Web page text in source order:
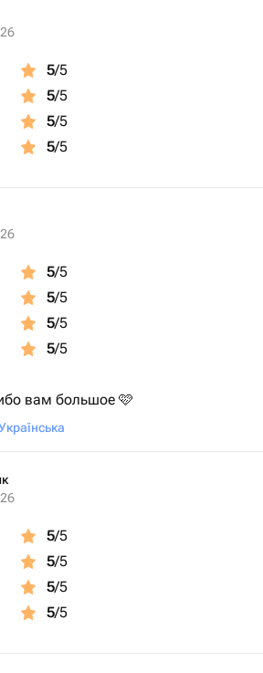
5/5
5/5
5/5
5/5
5/5
5/5
5/5
5/5
вам большое 🩷
5/5
5/5
5/5
5/5